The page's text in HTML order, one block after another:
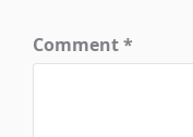
Comment*